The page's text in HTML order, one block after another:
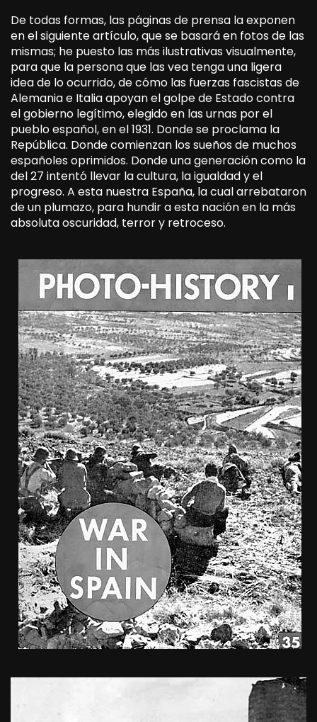
De todas formas, las páginas de prensa la exponen
en el siguiente artículo, que se basará en fotos de las
mismas; he puesto las más ilustrativas visualmente,
para que la persona que las vea tenga una ligera
idea de lo ocurrido, de cómo las fuerzas fascistas de
Alemania e Italia apoyan el golpe de Estado contra
el gobierno legítimo, elegido en las urnas por el
pueblo español, en el 1931. Donde se proclama la
República. Donde comienzan los sueños de muchos
españoles oprimidos. Donde una generación como la
del 27 intentó llevar la cultura, la igualdad y el
progreso. A esta nuestra España, la cual arrebataron
de un plumazo, para hundir a esta nación en la más
absoluta oscuridad, terror y retroceso.